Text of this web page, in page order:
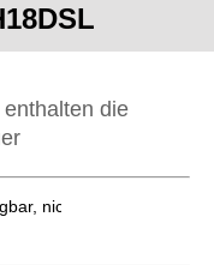
die
nicht bestellbar